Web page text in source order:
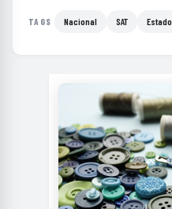
TAGS Nacional SAT Estado